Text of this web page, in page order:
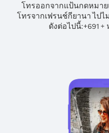
โทรออกจากแป้นกดหมาย
โทรจากเฟรนช์กียานา ไปไ
ดังต่อไปนี้:+691 +